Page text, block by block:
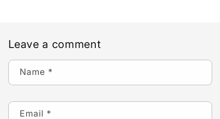
Leave a comment
Name *
Email *